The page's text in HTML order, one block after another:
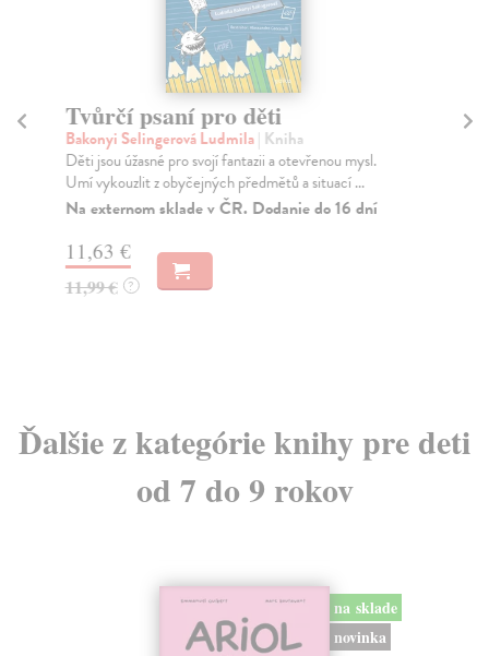
Tvůrčí psaní pro děti
Bakonyi Selingerová Ludmila| Kniha
Děti jsou úžasné pro svojí fantazii a otevřenou mysl.
Umí vykouzlit z obyčejných předmětů a situací ...
Na externom sklade v ČR. Dodanie do 16 dní
11,63 €
11,99 € ?
Ďalšie z kategórie knihy pre deti
od 7 do 9 rokov
na sklade
novinka